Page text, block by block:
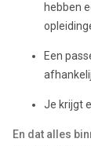
hebben
Een
Je krijgt
En dat alles